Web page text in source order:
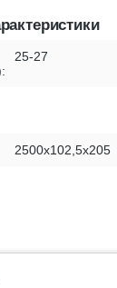
25-27
2500х102,5х205